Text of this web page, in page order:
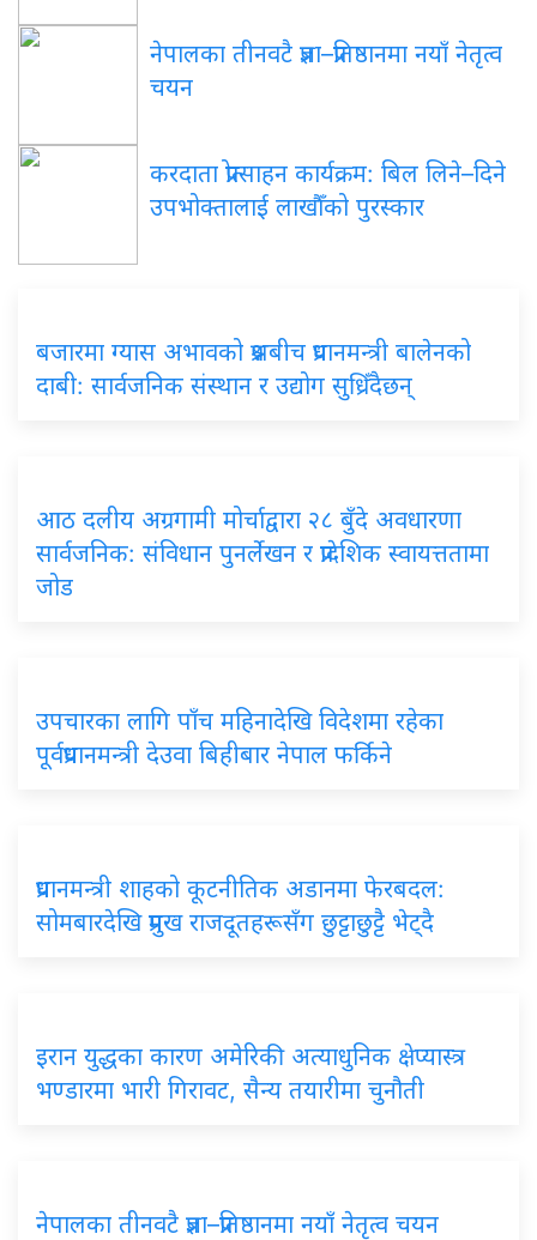
नेपालका तीनवटै प्रज्ञा–प्रतिष्ठानमा नयाँ नेतृत्व
चयन
करदाता प्रोत्साहन कार्यक्रम: बिल लिने–दिने
उपभोक्तालाई लाखौँको पुरस्कार
बजारमा ग्यास अभावको प्रश्नबीच प्रधानमन्त्री बालेनको
दाबी: सार्वजनिक संस्थान र उद्योग सुध्रिँदैछन्
आठ दलीय अग्रगामी मोर्चाद्वारा २८ बुँदे अवधारणा
सार्वजनिक: संविधान पुनर्लेखन र प्रादेशिक स्वायत्ततामा
जोड
उपचारका लागि पाँच महिनादेखि विदेशमा रहेका
पूर्वप्रधानमन्त्री देउवा बिहीबार नेपाल फर्किने
प्रधानमन्त्री शाहको कूटनीतिक अडानमा फेरबदल:
सोमबारदेखि प्रमुख राजदूतहरूसँग छुट्टाछुट्टै भेट्दै
इरान युद्धका कारण अमेरिकी अत्याधुनिक क्षेप्यास्त्र
भण्डारमा भारी गिरावट, सैन्य तयारीमा चुनौती
नेपालका तीनवटै प्रज्ञा–प्रतिष्ठानमा नयाँ नेतृत्व चयन